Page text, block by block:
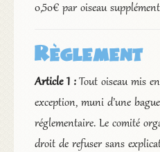
0,50€ par oiseau
Règlement
Article 1 : Tout oiseau mis
exception, muni d’une
réglementaire. Le comité
droit de refuser sans